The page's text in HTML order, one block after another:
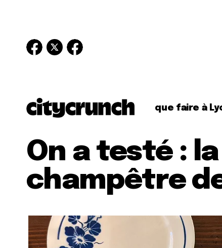
que faire à
On a testé :
champêtre